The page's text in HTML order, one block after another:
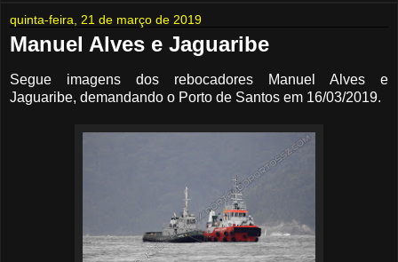
quinta-feira, 21 de março de 2019
Manuel Alves e Jaguaribe
Segue imagens dos rebocadores Manuel Alves e
Jaguaribe, demandando o Porto de Santos em 16/03/2019.